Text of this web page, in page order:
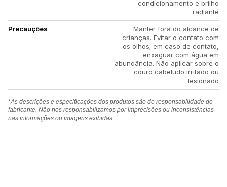
condicionamento e brilho
radiante
Precauções
Manter fora do alcance de
crianças. Evitar o contato com
os olhos; em caso de contato,
enxaguar com água em
abundância. Não aplicar sobre o
couro cabeludo irritado ou
lesionado
*As descrições e especificações dos produtos são de responsabilidade do
fabricante. Não nos responsabilizamos por imprecisões ou inconsistências
nas informações ou imagens exibidas.